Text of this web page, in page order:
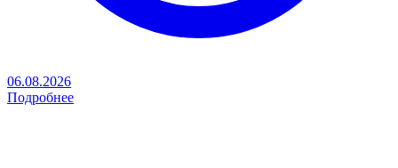
06.08.2026
Подробнее